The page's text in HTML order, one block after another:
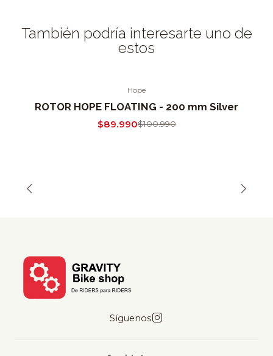
También podría interesarte uno de
estos
Hope
ROTOR HOPE FLOATING - 200 mm Silver
$89.990$100.990
Síguenos